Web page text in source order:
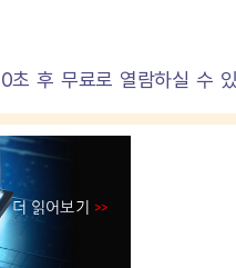
후 무료로 열람하실 수 있